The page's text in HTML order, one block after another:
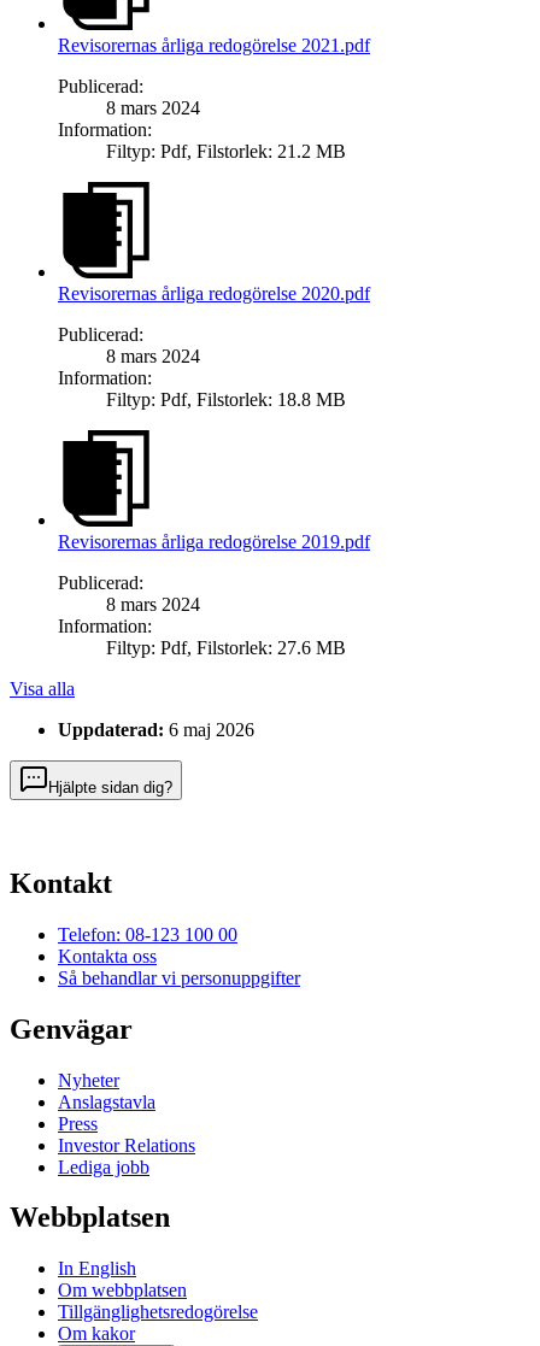
Revisorernas årliga redogörelse 2021.pdf
Publicerad:
8 mars 2024
Information:
Filtyp: Pdf, Filstorlek: 21.2 MB
Revisorernas årliga redogörelse 2020.pdf
Publicerad:
8 mars 2024
Information:
Filtyp: Pdf, Filstorlek: 18.8 MB
Revisorernas årliga redogörelse 2019.pdf
Publicerad:
8 mars 2024
Information:
Filtyp: Pdf, Filstorlek: 27.6 MB
Visa alla
Uppdaterad: 6 maj 2026
Hjälpte sidan dig?
Kontakt
Telefon: 08-123 100 00
Kontakta oss
Så behandlar vi personuppgifter
Genvägar
Nyheter
Anslagstavla
Press
Investor Relations
Lediga jobb
Webbplatsen
In English
Om webbplatsen
Tillgänglighetsredogörelse
Om kakor